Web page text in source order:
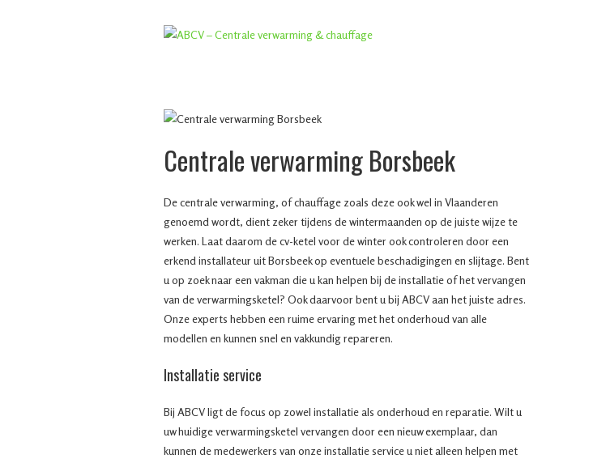
Centrale verwarming Borsbeek
De centrale verwarming, of chauffage zoals deze ook wel in Vlaanderen
genoemd wordt, dient zeker tijdens de wintermaanden op de juiste wijze te
werken. Laat daarom de cv-ketel voor de winter ook controleren door een
erkend installateur uit Borsbeek op eventuele beschadigingen en slijtage. Bent
u op zoek naar een vakman die u kan helpen bij de installatie of het vervangen
van de verwarmingsketel? Ook daarvoor bent u bij ABCV aan het juiste adres.
Onze experts hebben een ruime ervaring met het onderhoud van alle
modellen en kunnen snel en vakkundig repareren.
Installatie service
Bij ABCV ligt de focus op zowel installatie als onderhoud en reparatie. Wilt u
uw huidige verwarmingsketel vervangen door een nieuw exemplaar, dan
kunnen de medewerkers van onze installatie service u niet alleen helpen met